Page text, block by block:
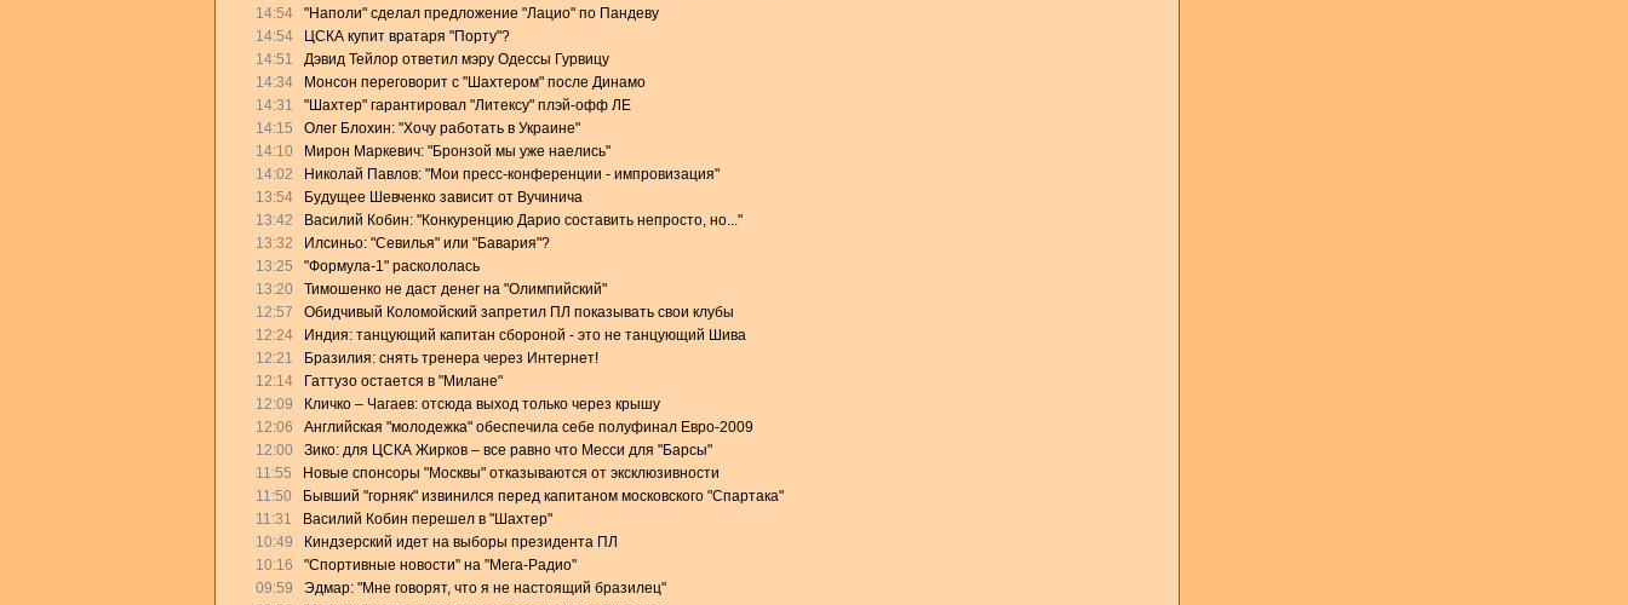
14:54
"Наполи" сделал предложение "Лацио" по Пандеву
14:54
ЦСКА купит вратаря "Порту"?
14:51
Дэвид Тейлор ответил мэру Одессы Гурвицу
14:34
Монсон переговорит с "Шахтером" после Динамо
14:31
"Шахтер" гарантировал "Литексу" плэй-офф ЛЕ
14:15
Олег Блохин: "Хочу работать в Украине"
14:10
Мирон Маркевич: "Бронзой мы уже наелись"
14:02
Николай Павлов: "Мои пресс-конференции - импровизация"
13:54
Будущее Шевченко зависит от Вучинича
13:42
Василий Кобин: "Конкуренцию Дарио составить непросто, но..."
13:32
Илсиньо: "Севилья" или "Бавария"?
13:25
"Формула-1" раскололась
13:20
Тимошенко не даст денег на "Олимпийский"
12:57
Обидчивый Коломойский запретил ПЛ показывать свои клубы
12:24
Индия: танцующий капитан сбороной - это не танцующий Шива
12:21
Бразилия: снять тренера через Интернет!
12:14
Гаттузо остается в "Милане"
12:09
Кличко – Чагаев: отсюда выход только через крышу
12:06
Английская "молодежка" обеспечила себе полуфинал Евро-2009
12:00
Зико: для ЦСКА Жирков – все равно что Месси для "Барсы"
11:55
Новые спонсоры "Москвы" отказываются от эксклюзивности
11:50
Бывший "горняк" извинился перед капитаном московского "Спартака"
11:31
Василий Кобин перешел в "Шахтер"
10:49
Киндзерский идет на выборы президента ПЛ
10:16
"Спортивные новости" на "Мега-Радио"
09:59
Эдмар: "Мне говорят, что я не настоящий бразилец"